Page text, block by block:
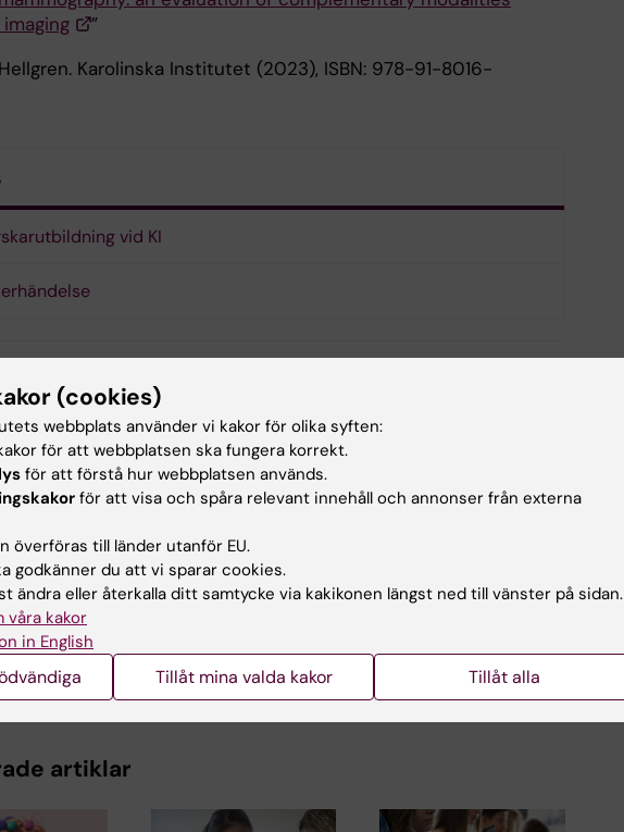
”
Karolinska Institutet (2023), ISBN: 978-91-8016-
vid KI
av:
2023-05-09
Gunilla Sonnebring
artiklar
(cookies)
webbplats använder vi kakor för olika syften:
för att webbplatsen ska fungera korrekt.
för att förstå hur webbplatsen används.
för att visa och spåra relevant innehåll och annonser från externa
överföras till länder utanför EU.
godkänner du att vi sparar cookies.
ändra eller återkalla ditt samtycke via kakikonen längst ned till vänster på sidan.
våra kakor
in English
Tillåt mina valda kakor Tillåt alla